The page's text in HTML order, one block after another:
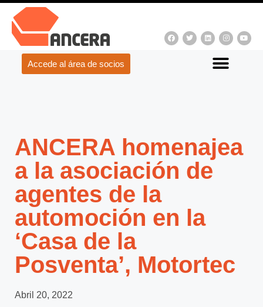
Accede al área de socios
ANCERA homenajea
a la asociación de
agentes de la
automoción en la
‘Casa de la
Posventa’, Motortec
Abril 20, 2022